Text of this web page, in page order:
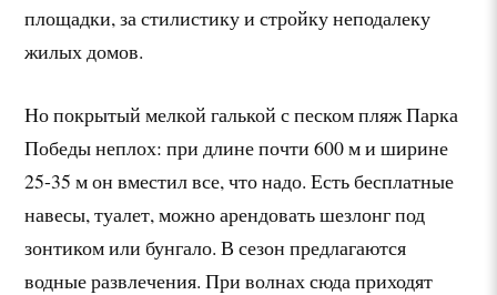
площадки, за стилистику и стройку неподалеку
жилых домов.
Но покрытый мелкой галькой с песком пляж Парка
Победы неплох: при длине почти 600 м и ширине
25-35 м он вместил все, что надо. Есть бесплатные
навесы, туалет, можно арендовать шезлонг под
зонтиком или бунгало. В сезон предлагаются
водные развлечения. При волнах сюда приходят